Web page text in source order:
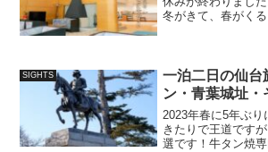
冬がきて、春がく
あったのですが、
SIGHTS
一泊二日の仙台
ン・青葉城址
2023年春に5年ぶり
きたりで王道です
選です！牛タン焼